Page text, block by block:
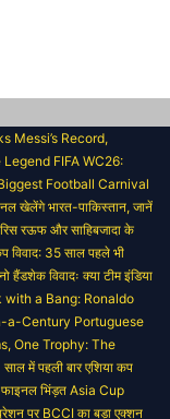
Messi’s Record,
Legend FIFA WC26:
Football Carnival
खेलेंगे भारत-पाकिस्तान, जानें
रऊफ और साहिबजादा के
विवाद: 35 साल पहले भी
नो हैंडशेक विवादः क्या टीम इंडिया
with a Bang: Ronaldo
a-Century Portuguese
One Trophy: The
में पहली बार एशिया कप
भिंड़त Asia Cup
पर BCCI का बड़ा एक्शन